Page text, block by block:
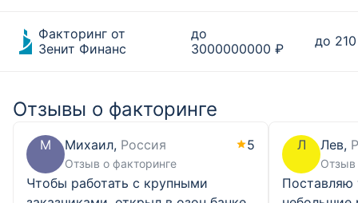
Факторинг от
Зенит Финанс
до
3000000000 ₽
до
Отзывы о факторинге
М Михаил, Россия 5
Отзыв о факторинге
Чтобы работать с крупными
Л Лев,
Отзыв
Поставляю